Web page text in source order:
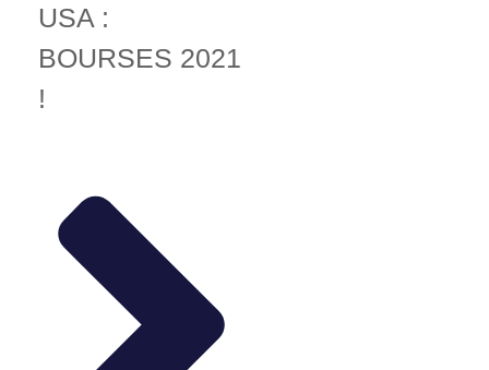
USA :
BOURSES 2021
!